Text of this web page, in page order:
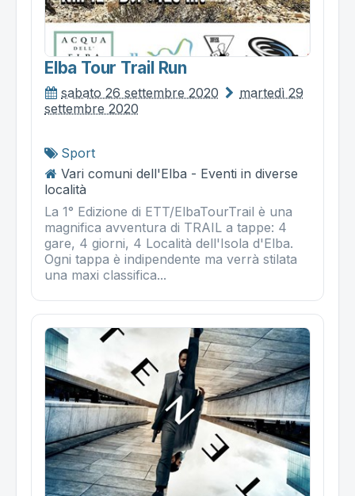
Elba Tour Trail Run
sabato 26 settembre 2020
martedì 29
settembre 2020
Sport
Vari comuni dell'Elba - Eventi in diverse
località
La 1° Edizione di ETT/ElbaTourTrail è una
magnifica avventura di TRAIL a tappe: 4
gare, 4 giorni, 4 Località dell'Isola d'Elba.
Ogni tappa è indipendente ma verrà stilata
una maxi classifica...